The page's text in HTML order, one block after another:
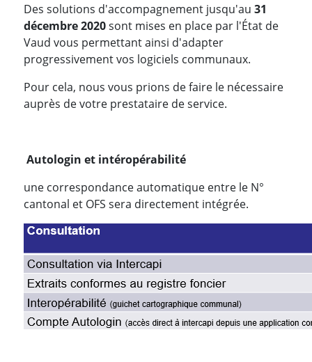
Des solutions d'accompagnement jusqu'au 31
décembre 2020sont mises en place par l'État de
Vaud vous permettant ainsi d'adapter
progressivement vos logiciels communaux.
Pour cela, nous vous prions de faire le nécessaire
auprès de votre prestataire de service.
Autologin et intéropérabilité
une correspondance automatique entre le N°
cantonal et OFS sera directement intégrée.